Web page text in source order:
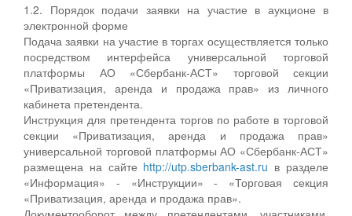
1.2. Порядок подачи заявки на участие в аукционе в
электронной форме
Подача заявки на участие в торгах осуществляется только
посредством интерфейса универсальной торговой
платформы АО «Сбербанк-АСТ» торговой секции
«Приватизация, аренда и продажа прав» из личного
кабинета претендента.
Инструкция для претендента торгов по работе в торговой
секции «Приватизация, аренда и продажа прав»
универсальной торговой платформы АО «Сбербанк-АСТ»
размещена на сайте http://utp.sberbank-ast.ru в разделе
«Информация» - «Инструкции» - «Торговая секция
«Приватизация, аренда и продажа прав».